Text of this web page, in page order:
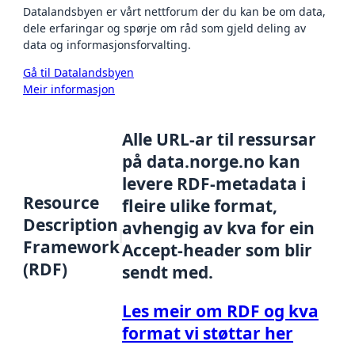
Datalandsbyen er vårt nettforum der du kan be om data,
dele erfaringar og spørje om råd som gjeld deling av
data og informasjonsforvalting.
Gå til Datalandsbyen
Meir informasjon
Resource
Description
Framework
(RDF)
Alle URL-ar til ressursar
på data.norge.no kan
levere RDF-metadata i
fleire ulike format,
avhengig av kva for ein
Accept-header som blir
sendt med.
Les meir om RDF og kva
format vi støttar her